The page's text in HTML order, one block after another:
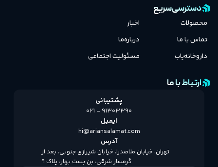
ارتباط با ما
پشتیبانی
021 - 91303390
ایمیل
hi@ariansalamat.com
آدرس
تهران، خیابان ملاصدرا، خیابان شیرازی جنوبی، بعد از
گرمسار شرقی، بن بست بهار، پلاک 9
دسترسی‌سریع
محصولات
تماس با ما
داروخانه‌یاب
اخبار
درباره‌ما
مسئولیت اجتماعی